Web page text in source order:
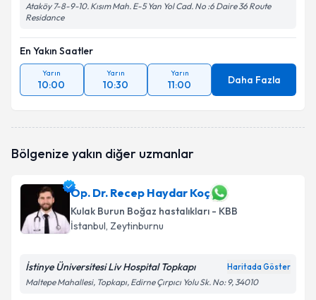
Ataköy 7-8-9-10. Kısım Mah. E-5 Yan Yol Cad. No :6 Daire 36 Route
Residance
En Yakın Saatler
Yarın
10:00
Yarın
10:30
Yarın
11:00 Daha Fazla
Bölgenize yakın diğer uzmanlar
Op. Dr. Recep Haydar Koç
Kulak Burun Boğaz hastalıkları - KBB
İstanbul, Zeytinburnu
İstinye Üniversitesi Liv Hospital Topkapı Haritada Göster
Maltepe Mahallesi, Topkapı, Edirne Çırpıcı Yolu Sk. No: 9, 34010